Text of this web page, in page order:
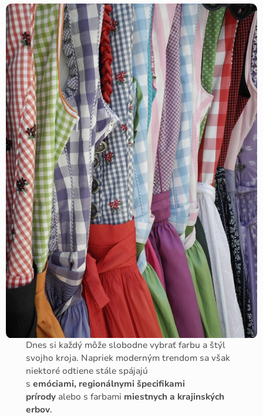
Dnes si každý môže slobodne vybrať farbu a štýl
svojho kroja. Napriek moderným trendom sa však
niektoré odtiene stále spájajú
semóciami, regionálnymi špecifikami
prírody alebo s farbami miestnych a krajinských
erbov.